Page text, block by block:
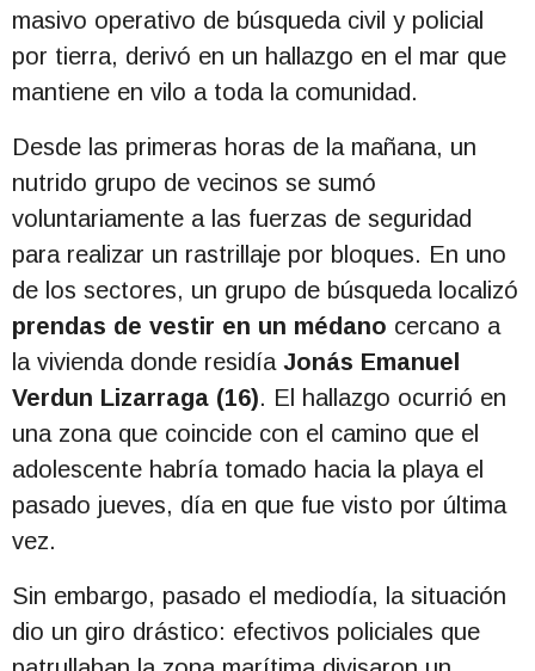
masivo operativo de búsqueda civil y policial
por tierra, derivó en un hallazgo en el mar que
mantiene en vilo a toda la comunidad.
Desde las primeras horas de la mañana, un
nutrido grupo de vecinos se sumó
voluntariamente a las fuerzas de seguridad
para realizar un rastrillaje por bloques. En uno
de los sectores, un grupo de búsqueda localizó
prendas de vestir en un médano cercano a
la vivienda donde residía Jonás Emanuel
Verdun Lizarraga (16). El hallazgo ocurrió en
una zona que coincide con el camino que el
adolescente habría tomado hacia la playa el
pasado jueves, día en que fue visto por última
vez.
Sin embargo, pasado el mediodía, la situación
dio un giro drástico: efectivos policiales que